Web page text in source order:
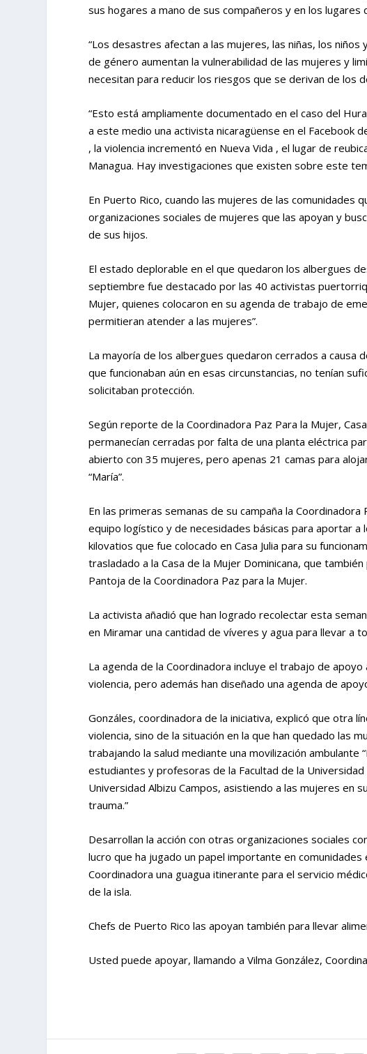
sus hogares a mano de sus compañeros y en los lugares
“Los desastres afectan a las mujeres, las niñas, los
de género aumentan la vulnerabilidad de las mujeres y
necesitan para reducir los riesgos que se derivan de los
“Esto está ampliamente documentado en el caso del
a este medio una activista nicaragüense en el Facebook
, la violencia incrementó en Nueva Vida , el lugar de
Managua. Hay investigaciones que existen sobre este
En Puerto Rico, cuando las mujeres de las comunidades
organizaciones sociales de mujeres que las apoyan y
de sus hijos.
El estado deplorable en el que quedaron los albergues
septiembre fue destacado por las 40 activistas
Mujer, quienes colocaron en su agenda de trabajo de
permitieran atender a las mujeres”.
La mayoría de los albergues quedaron cerrados a
que funcionaban aún en esas circunstancias, no tenían
solicitaban protección.
Según reporte de la Coordinadora Paz Para la Mujer,
permanecían cerradas por falta de una planta eléctrica
abierto con 35 mujeres, pero apenas 21 camas para
“María”.
En las primeras semanas de su campaña la
equipo logístico y de necesidades básicas para aportar a
kilovatios que fue colocado en Casa Julia para su
trasladado a la Casa de la Mujer Dominicana, que
Pantoja de la Coordinadora Paz para la Mujer.
La activista añadió que han logrado recolectar esta
en Miramar una cantidad de víveres y agua para llevar a
La agenda de la Coordinadora incluye el trabajo de
violencia, pero además han diseñado una agenda de
Gonzáles, coordinadora de la iniciativa, explicó que otra
violencia, sino de la situación en la que han quedado las
trabajando la salud mediante una movilización ambulante
estudiantes y profesoras de la Facultad de la
Universidad Albizu Campos, asistiendo a las mujeres en
trauma.”
Desarrollan la acción con otras organizaciones sociales
lucro que ha jugado un papel importante en
Coordinadora una guagua itinerante para el servicio
de la isla.
Chefs de Puerto Rico las apoyan también para llevar
Usted puede apoyar, llamando a Vilma González,